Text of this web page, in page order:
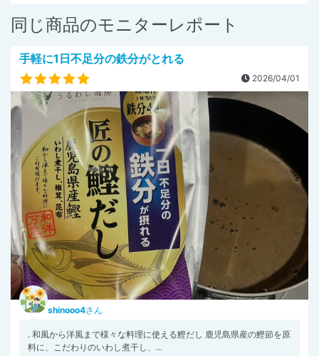
同じ商品のモニターレポート
手軽に1日不足分の鉄分がとれる
2026/04/01
shinooo4さん
. 和風から洋風まで様々な料理に使える鰹だし 鹿児島県産の鰹節を原
料に、こだわりのいわし煮干し、...